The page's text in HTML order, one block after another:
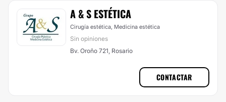
A & S ESTÉTICA
Cirugía estética, Medicina estética
Sin opiniones
Bv. Oroño 721, Rosario
CONTACTAR